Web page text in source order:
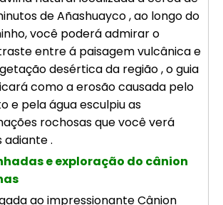
de Añashuayco , ao longo do
você poderá admirar o
entre á paisagem vulcânica e
desértica da região , o guia
como a erosão causada pelo
e pela água esculpiu as
rochosas que você verá
adiante .
e exploração do cânion
ao impressionante Cânion